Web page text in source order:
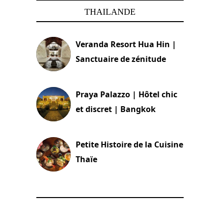
THAILANDE
Veranda Resort Hua Hin |
Sanctuaire de zénitude
Praya Palazzo | Hôtel chic
et discret | Bangkok
Petite Histoire de la Cuisine
Thaïe